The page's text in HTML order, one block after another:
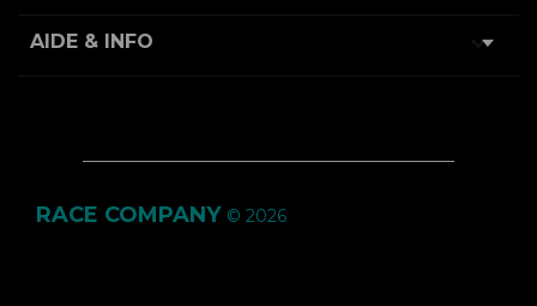
AIDE & INFO 
RACE COMPANY © 2026